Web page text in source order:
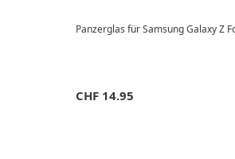
Panzerglas für Samsung Galaxy Z
CHF 14.95